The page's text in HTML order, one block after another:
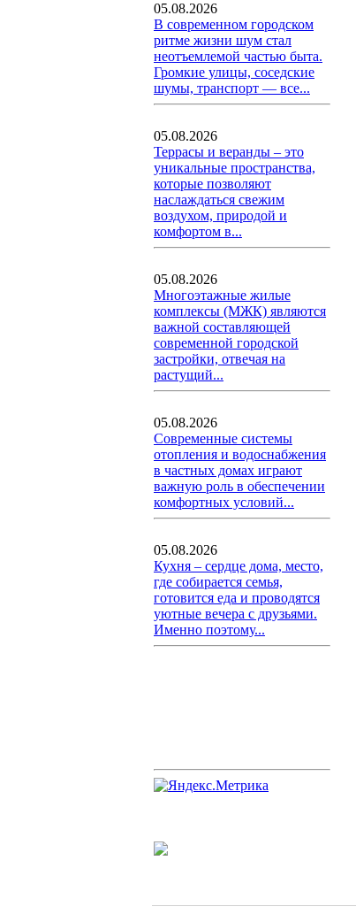
05.08.2026
В современном городском
ритме жизни шум стал
неотъемлемой частью быта.
Громкие улицы, соседские
шумы, транспорт — все...
05.08.2026
Террасы и веранды – это
уникальные пространства,
которые позволяют
наслаждаться свежим
воздухом, природой и
комфортом в...
05.08.2026
Многоэтажные жилые
комплексы (МЖК) являются
важной составляющей
современной городской
застройки, отвечая на
растущий...
05.08.2026
Современные системы
отопления и водоснабжения
в частных домах играют
важную роль в обеспечении
комфортных условий...
05.08.2026
Кухня – сердце дома, место,
где собирается семья,
готовится еда и проводятся
уютные вечера с друзьями.
Именно поэтому...